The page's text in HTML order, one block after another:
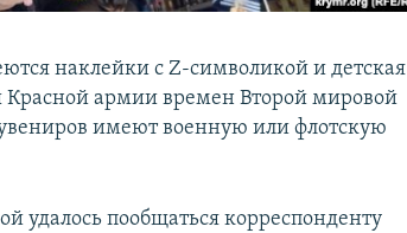
наклейки с Z-символикой и детская
армии времен Второй мировой
имеют военную или флотскую
удалось пообщаться корреспонденту